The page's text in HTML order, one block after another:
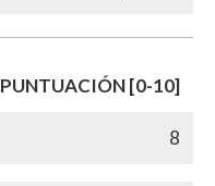
PUNTUACIÓN [0-10]
8